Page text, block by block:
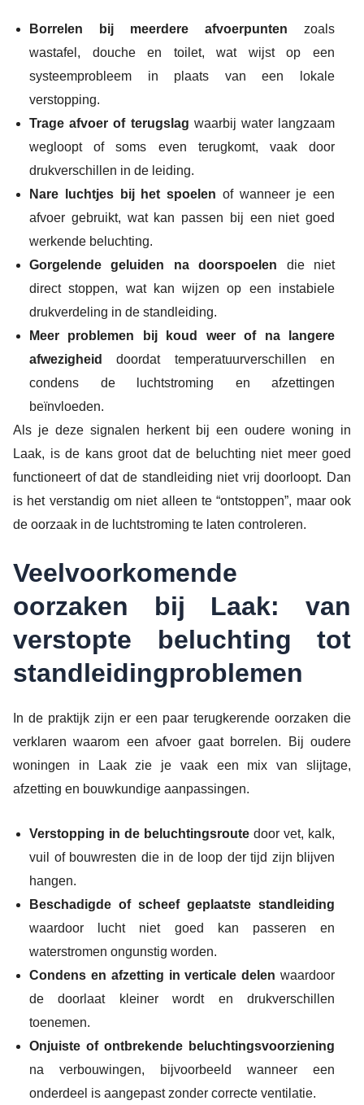
Borrelen bij meerdere afvoerpunten zoals
wastafel, douche en toilet, wat wijst op een
systeemprobleem in plaats van een lokale
verstopping.
Trage afvoer of terugslag waarbij water langzaam
wegloopt of soms even terugkomt, vaak door
drukverschillen in de leiding.
Nare luchtjes bij het spoelen of wanneer je een
afvoer gebruikt, wat kan passen bij een niet goed
werkende beluchting.
Gorgelende geluiden na doorspoelen die niet
direct stoppen, wat kan wijzen op een instabiele
drukverdeling in de standleiding.
Meer problemen bij koud weer of na langere
afwezigheid
doordat temperatuurverschillen en
condens de luchtstroming en afzettingen
beïnvloeden.
Als je deze signalen herkent bij een oudere woning in
Laak, is de kans groot dat de beluchting niet meer goed
functioneert of dat de standleiding niet vrij doorloopt. Dan
is het verstandig om niet alleen te “ontstoppen”, maar ook
de oorzaak in de luchtstroming te laten controleren.
Veelvoorkomende
oorzaken bij Laak: van
verstopte beluchting tot
standleidingproblemen
In de praktijk zijn er een paar terugkerende oorzaken die
verklaren waarom een afvoer gaat borrelen. Bij oudere
woningen in Laak zie je vaak een mix van slijtage,
afzetting en bouwkundige aanpassingen.
Verstopping in de beluchtingsroute door vet, kalk,
vuil of bouwresten die in de loop der tijd zijn blijven
hangen.
Beschadigde of scheef geplaatste standleiding
waardoor lucht niet goed kan passeren en
waterstromen ongunstig worden.
Condens en afzetting in verticale delen waardoor
de doorlaat kleiner wordt en drukverschillen
toenemen.
Onjuiste of ontbrekende beluchtingsvoorziening
na verbouwingen, bijvoorbeeld wanneer een
onderdeel is aangepast zonder correcte ventilatie.